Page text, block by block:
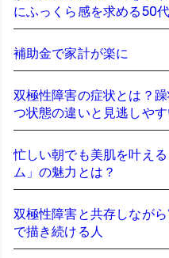
にふっくら感を求める50
補助金で家計が楽に
双極性障害の症状とは？
つ状態の違いと見逃しや
忙しい朝でも美肌を叶え
ム」の魅力とは？
双極性障害と共存しなが
で描き続ける人